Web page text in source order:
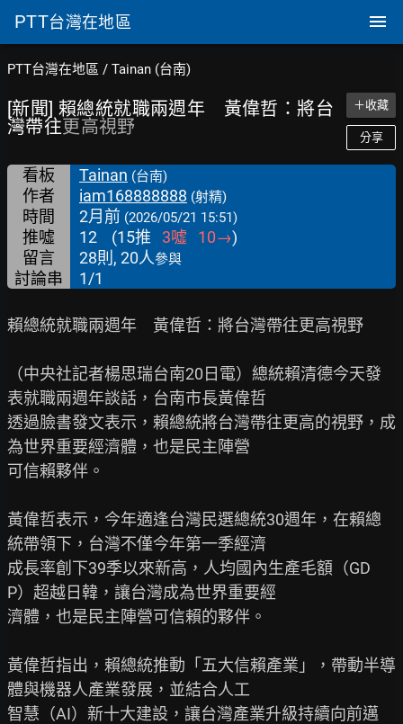
PTT台灣在地區
PTT台灣在地區 / Tainan (台南)
[新聞] 賴總統就職兩週年 黃偉哲：將台
灣帶往更高視野
＋收藏
分享
看板 Tainan (台南)
作者 iam168888888 (射精)
時間 2月前 (2026/05/21 15:51)
推噓 12 (15推 3噓 10→)
留言
28則, 20人參與
討論串 1/1
賴總統就職兩週年　黃偉哲：將台灣帶往更高視野
（中央社記者楊思瑞台南20日電）總統賴清德今天發
表就職兩週年談話，台南市長黃偉哲
透過臉書發文表示，賴總統將台灣帶往更高的視野，成
為世界重要經濟體，也是民主陣營
可信賴夥伴。
黃偉哲表示，今年適逢台灣民選總統30週年，在賴總
統帶領下，台灣不僅今年第一季經濟
成長率創下39季以來新高，人均國內生產毛額（GD
P）超越日韓，讓台灣成為世界重要經
濟體，也是民主陣營可信賴的夥伴。
黃偉哲指出，賴總統推動「五大信賴產業」，帶動半導
體與機器人產業發展，並結合人工
智慧（AI）新十大建設，讓台灣產業升級持續向前邁